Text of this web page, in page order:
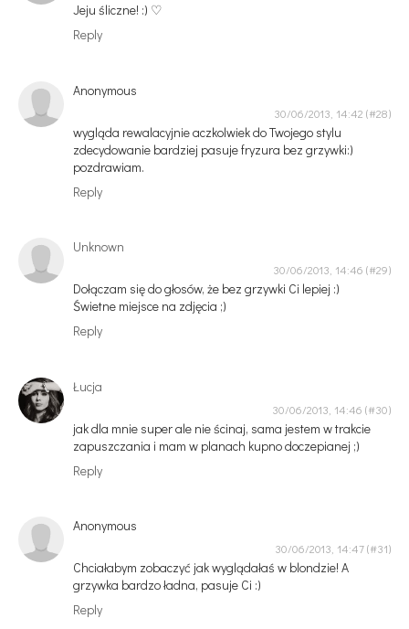
Jeju śliczne! :) ♡
Reply
Anonymous
30/06/2013, 14:42
wygląda rewalacyjnie aczkolwiek do Twojego stylu
zdecydowanie bardziej pasuje fryzura bez grzywki:)
pozdrawiam.
Reply
Unknown
30/06/2013, 14:46
Dołączam się do głosów, że bez grzywki Ci lepiej :)
Świetne miejsce na zdjęcia ;)
Reply
Łucja
30/06/2013, 14:46
jak dla mnie super ale nie ścinaj, sama jestem w trakcie
zapuszczania i mam w planach kupno doczepianej ;)
Reply
Anonymous
30/06/2013, 14:47
Chciałabym zobaczyć jak wyglądałaś w blondzie! A
grzywka bardzo ładna, pasuje Ci :)
Reply